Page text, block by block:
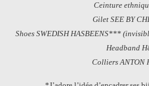
Ceinture
Gilet SEE BY
Shoes SWEDISH HASBEENS***
Headband
Colliers ANTON